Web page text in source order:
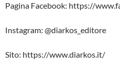
Pagina Facebook: https://
Instagram: @diarkos_editore
Sito: https://www.diarkos.it/